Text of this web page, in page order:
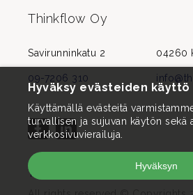
Thinkflow Oy
Savirunninkatu 2 04260
09-7206 310
Tietosuojaseloste
Hyväksy evästeiden käyttö
Käyttämällä evästeitä
turvallisen ja sujuvan käytön sekä
verkkosivuvierailuja.
Hyväksyn